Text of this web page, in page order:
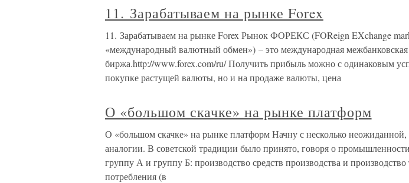
11. Зарабатываем на рынке Forex
11. Зарабатываем на рынке Forex Рынок ФОРЕКС (FOReign EXchange
«международный валютный обмен») – это международная
биржа.http://www.forex.com/ru/ Получить прибыль можно с одинаковым
покупке растущей валюты, но и на продаже валюты, цена
О «большом скачке» на рынке платформ
О «большом скачке» на рынке платформ Начну с несколько неожиданной,
аналогии. В советской традиции было принято, говоря о
группу А и группу Б: производство средств производства и
потребления (в